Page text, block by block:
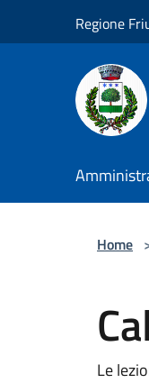
Regione
Home
Le